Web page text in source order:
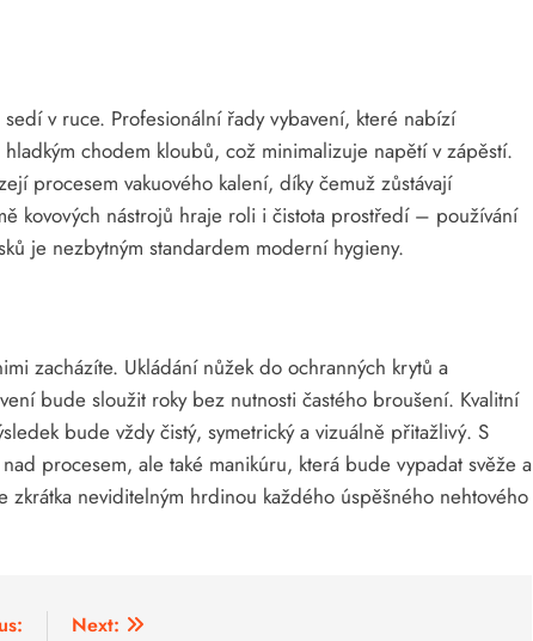
v ruce. Profesionální řady vybavení, které nabízí
chodem kloubů, což minimalizuje napětí v zápěstí.
procesem vakuového kalení, díky čemuž zůstávají
kovových nástrojů hraje roli i čistota prostředí – používání
je nezbytným standardem moderní hygieny.
zacházíte. Ukládání nůžek do ochranných krytů a
bude sloužit roky bez nutnosti častého broušení. Kvalitní
bude vždy čistý, symetrický a vizuálně přitažlivý. S
procesem, ale také manikúru, která bude vypadat svěže a
neviditelným hrdinou každého úspěšného nehtového
Next: